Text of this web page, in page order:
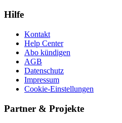
Hilfe
Kontakt
Help Center
Abo kündigen
AGB
Datenschutz
Impressum
Cookie-Einstellungen
Partner & Projekte